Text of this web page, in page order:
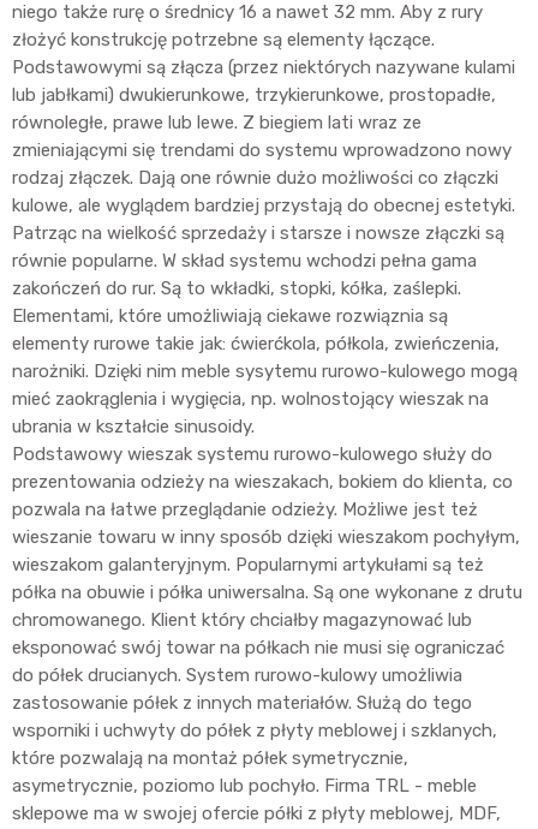
niego także rurę o średnicy 16 a nawet 32 mm. Aby z rury
złożyć konstrukcję potrzebne są elementy łączące.
Podstawowymi są złącza (przez niektórych nazywane kulami
lub jabłkami) dwukierunkowe, trzykierunkowe, prostopadłe,
równoległe, prawe lub lewe. Z biegiem lati wraz ze
zmieniającymi się trendami do systemu wprowadzono nowy
rodzaj złączek. Dają one równie dużo możliwości co złączki
kulowe, ale wyglądem bardziej przystają do obecnej estetyki.
Patrząc na wielkość sprzedaży i starsze i nowsze złączki są
równie popularne. W skład systemu wchodzi pełna gama
zakończeń do rur. Są to wkładki, stopki, kółka, zaślepki.
Elementami, które umożliwiają ciekawe rozwiąznia są
elementy rurowe takie jak: ćwierćkola, półkola, zwieńczenia,
narożniki. Dzięki nim meble sysytemu rurowo-kulowego mogą
mieć zaokrąglenia i wygięcia, np. wolnostojący wieszak na
ubrania w kształcie sinusoidy.
Podstawowy wieszak systemu rurowo-kulowego służy do
prezentowania odzieży na wieszakach, bokiem do klienta, co
pozwala na łatwe przeglądanie odzieży. Możliwe jest też
wieszanie towaru w inny sposób dzięki wieszakom pochyłym,
wieszakom galanteryjnym. Popularnymi artykułami są też
półka na obuwie i półka uniwersalna. Są one wykonane z drutu
chromowanego. Klient który chciałby magazynować lub
eksponować swój towar na półkach nie musi się ograniczać
do półek drucianych. System rurowo-kulowy umożliwia
zastosowanie półek z innych materiałów. Służą do tego
wsporniki i uchwyty do półek z płyty meblowej i szklanych,
które pozwalają na montaż półek symetrycznie,
asymetrycznie, poziomo lub pochyło. Firma TRL - meble
sklepowe ma w swojej ofercie półki z płyty meblowej, MDF,